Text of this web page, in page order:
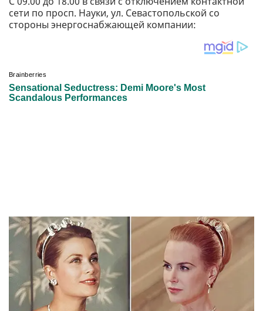
сети по просп. Науки, ул. Севастопольской со
стороны энергоснабжающей компании: